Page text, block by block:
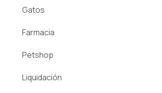
Gatos
Farmacia
Petshop
Liquidación